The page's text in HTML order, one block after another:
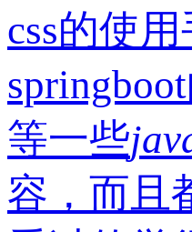
css的使
等一些
容，而且